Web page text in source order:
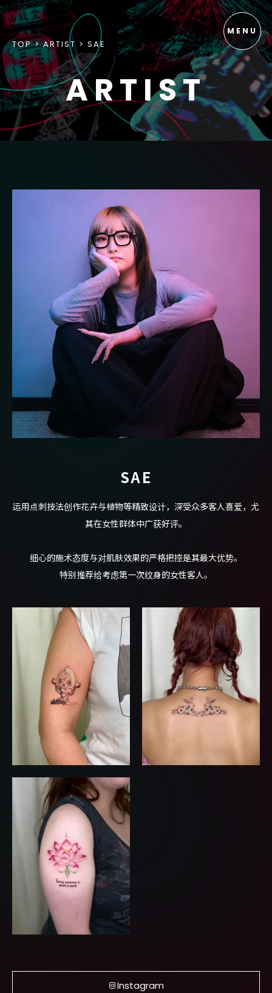
TOP ARTIST SAE
ARTIST
SAE
运用点刺技法创作花卉与植物等精致设计，深受众多客人喜爱，尤
其在女性群体中广获好评。
细心的施术态度与对肌肤效果的严格把控是其最大优势。
特别推荐给考虑第一次纹身的女性客人。
Instagram